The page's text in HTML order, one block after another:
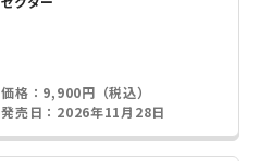
価格：9,900円（税込）
発売日：2026年11月28日